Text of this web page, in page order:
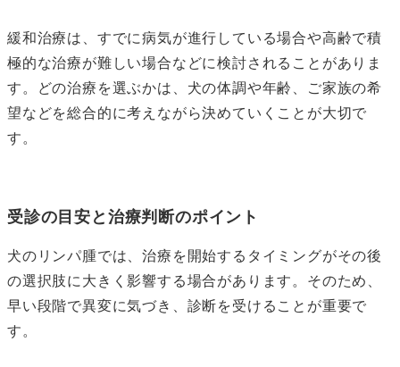
緩和治療は、すでに病気が進行している場合や高齢で積
極的な治療が難しい場合などに検討されることがありま
す。どの治療を選ぶかは、犬の体調や年齢、ご家族の希
望などを総合的に考えながら決めていくことが大切で
す。
受診の目安と治療判断のポイント
犬のリンパ腫では、治療を開始するタイミングがその後
の選択肢に大きく影響する場合があります。そのため、
早い段階で異変に気づき、診断を受けることが重要で
す。